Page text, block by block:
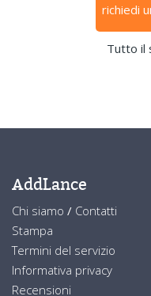
richiedi
Tutto il
AddLance
Chi siamo / Contatti
Stampa
Termini del servizio
Informativa privacy
Recensioni